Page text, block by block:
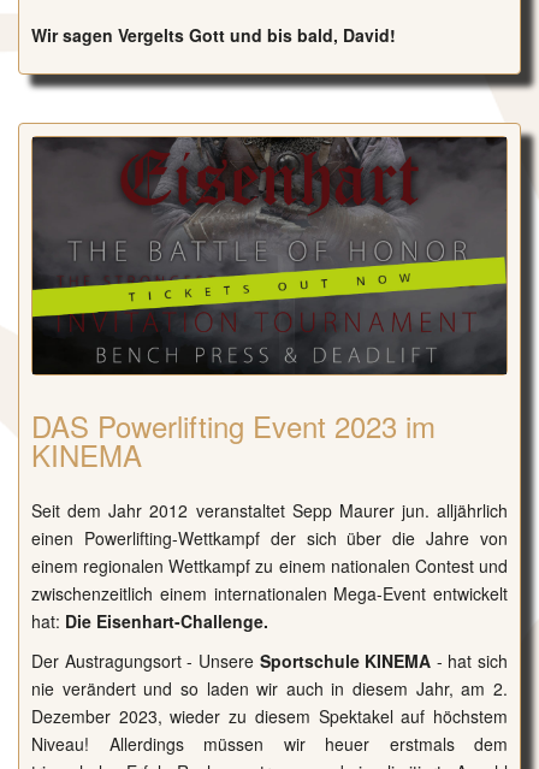
Wir sagen Vergelts Gott und bis bald, David!
DAS Powerlifting Event 2023 im
KINEMA
Seit dem Jahr 2012 veranstaltet Sepp Maurer jun. alljährlich
einen Powerlifting-Wettkampf der sich über die Jahre von
einem regionalen Wettkampf zu einem nationalen Contest und
zwischenzeitlich einem internationalen Mega-Event entwickelt
hat: Die Eisenhart-Challenge.
Der Austragungsort - Unsere Sportschule KINEMA - hat sich
nie verändert und so laden wir auch in diesem Jahr, am 2.
Dezember 2023, wieder zu diesem Spektakel auf höchstem
Niveau! Allerdings müssen wir heuer erstmals dem